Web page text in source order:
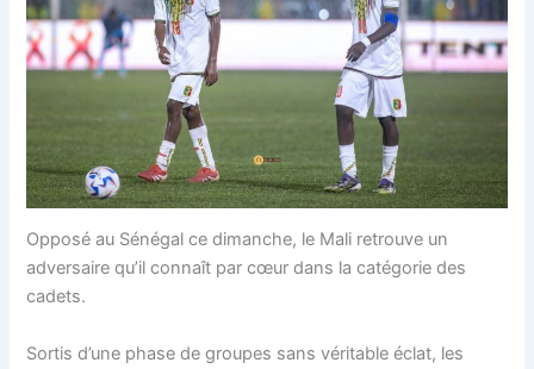
Opposé au Sénégal ce dimanche, le Mali retrouve un
adversaire qu’il connaît par cœur dans la catégorie des
cadets.
Sortis d’une phase de groupes sans véritable éclat, les